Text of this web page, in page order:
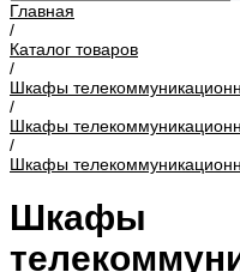
Главная
/
Каталог товаров
/
Шкафы
/
Шкафы
/
Шкафы
Шкафы